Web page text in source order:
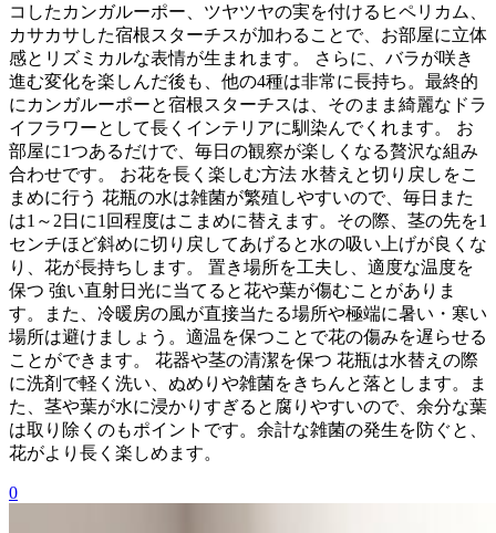
コしたカンガルーポー、ツヤツヤの実を付けるヒペリカム、
カサカサした宿根スターチスが加わることで、お部屋に立体
感とリズミカルな表情が生まれます。 さらに、バラが咲き
進む変化を楽しんだ後も、他の4種は非常に長持ち。最終的
にカンガルーポーと宿根スターチスは、そのまま綺麗なドラ
イフラワーとして長くインテリアに馴染んでくれます。 お
部屋に1つあるだけで、毎日の観察が楽しくなる贅沢な組み
合わせです。 お花を長く楽しむ方法 水替えと切り戻しをこ
まめに行う 花瓶の水は雑菌が繁殖しやすいので、毎日また
は1～2日に1回程度はこまめに替えます。その際、茎の先を1
センチほど斜めに切り戻してあげると水の吸い上げが良くな
り、花が長持ちします。 置き場所を工夫し、適度な温度を
保つ 強い直射日光に当てると花や葉が傷むことがありま
す。また、冷暖房の風が直接当たる場所や極端に暑い・寒い
場所は避けましょう。適温を保つことで花の傷みを遅らせる
ことができます。 花器や茎の清潔を保つ 花瓶は水替えの際
に洗剤で軽く洗い、ぬめりや雑菌をきちんと落とします。ま
た、茎や葉が水に浸かりすぎると腐りやすいので、余分な葉
は取り除くのもポイントです。余計な雑菌の発生を防ぐと、
花がより長く楽しめます。
0